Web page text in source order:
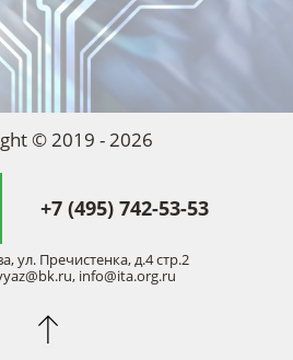
© 2019 - 2026
+7 (495) 742-53-53
ул. Пречистенка, д.4 стр.2
info@ita.org.ru